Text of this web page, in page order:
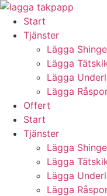
Skip
content
Start
Tjänster
Lägga
Lägga
Lägga
Lägga
Offert
Start
Tjänster
Lägga
Lägga
Lägga
Lägga